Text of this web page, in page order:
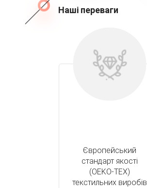
Наші переваги
Європейський
стандарт якості
(OEKO-TEX)
текстильних виробів